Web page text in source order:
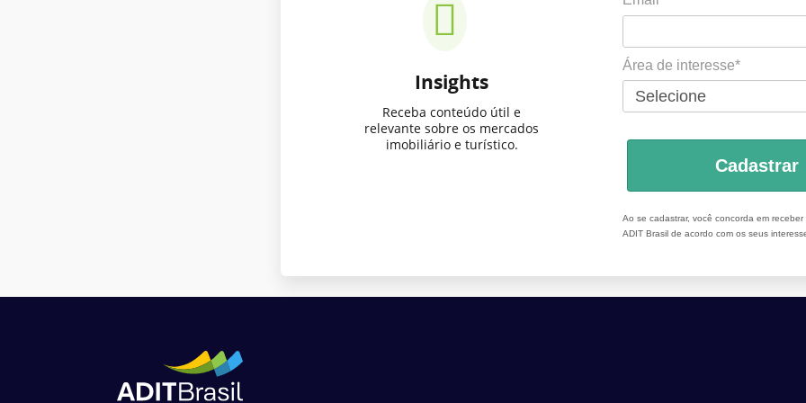
Insights
Receba conteúdo útil e
relevante sobre os mercados
imobiliário e turístico.
Área de interesse*
Cadastrar
Ao se cadastrar, você concorda em receber
ADIT Brasil de acordo com os seus